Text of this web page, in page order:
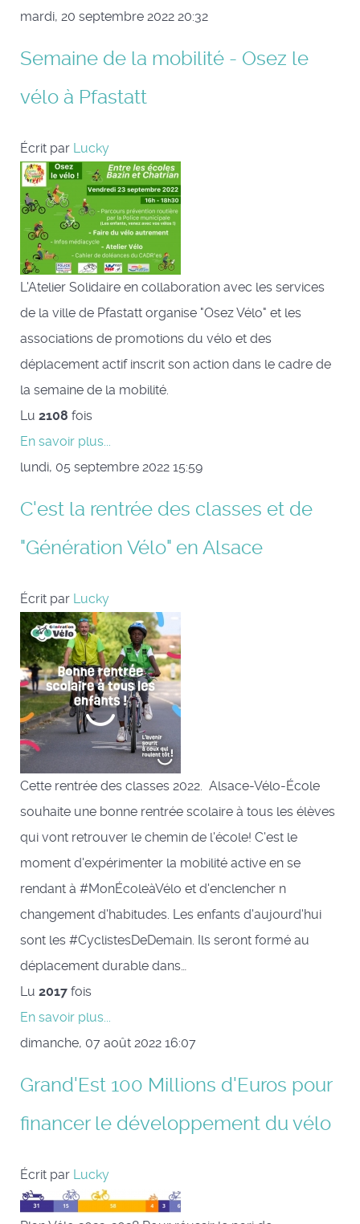
mardi, 20 septembre 2022 20:32
Semaine de la mobilité - Osez le
vélo à Pfastatt
Écrit par Lucky
L'Atelier Solidaire en collaboration avec les services
de la ville de Pfastatt organise "Osez Vélo" et les
associations de promotions du vélo et des
déplacement actif inscrit son action dans le cadre de
la semaine de la mobilité.
Lu 2108 fois
En savoir plus...
lundi, 05 septembre 2022 15:59
C'est la rentrée des classes et de
"Génération Vélo" en Alsace
Écrit par Lucky
Cette rentrée des classes 2022. Alsace-Vélo-École
souhaite une bonne rentrée scolaire à tous les élèves
qui vont retrouver le chemin de l'école! C'est le
moment d'expérimenter la mobilité active en se
rendant à #MonÉcoleàVélo et d'enclencher n
changement d'habitudes. Les enfants d'aujourd'hui
sont les #CyclistesDeDemain. Ils seront formé au
déplacement durable dans…
Lu 2017 fois
En savoir plus...
dimanche, 07 août 2022 16:07
Grand'Est 100 Millions d'Euros pour
financer le développement du vélo
Écrit par Lucky